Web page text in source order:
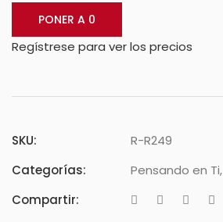
PONER A 0
Regístrese para ver los precios
SKU:
R-R249
Categorías:
Pensando en Ti,
Compartir: